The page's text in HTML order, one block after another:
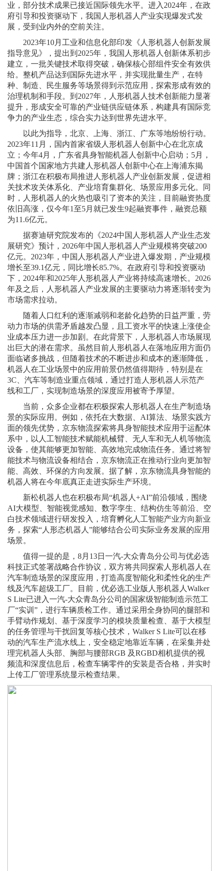
业，部分技术成果已接近国际领先水平。进入2024年，在政
府引导和投资驱动下，我国人形机器人产业实现爆发式发
展，受到业内外的空前关注。
2023年10月工业和信息化部印发《人形机器人创新发展
指导意见》，提出到2025年，我国人形机器人创新体系初步
建立，一批关键技术取得突破，确保核心部组件安全有效供
给。整机产品达到国际先进水平，并实现批量生产，在特
种、制造、民生服务等场景得到示范应用，探索形成有效的
治理机制和手段。到2027年，人形机器人技术创新能力显著
提升，形成安全可靠的产业链供应链体系，构建具有国际竞
争力的产业生态，综合实力达到世界先进水平。
以此为指导，北京、上海、浙江、广东等地纷纷行动。
2023年11月，国内首家省级人形机器人创新中心在北京成
立；今年4月，广东省具身智能机器人创新中心启动；5月，
中国首个国家地方共建人形机器人创新中心在上海浦东揭
牌；浙江在积极布局推进人形机器人产业创新发展，促进相
关技术攻关体系化、产业培育集群化、场景应用多元化。同
时，人形机器人的火热也吸引了资本的关注，目前融资热度
依旧高涨，仅今年1至5月就已发生9起融资事件，融资总额
为11.6亿元。
据赛迪研究院发布的《2024中国人形机器人产业生态发
展研究》预计，2026年中国人形机器人产业规模将突破200
亿元。2023年，中国人形机器人产业进入爆发期，产业规模
增长至39.1亿元，同比增长85.7%。在政府引导和投资驱动
下，2024年和2025年人形机器人产业将持续高速增长。2026
年及之后，人形机器人产业发展的主要驱动力将逐渐转变为
市场需求拉动。
随着人口红利的逐渐减弱和老龄化趋势的日益严重，劳
动力市场的供需矛盾越发凸显，且工资水平的快速上涨使企
业成本压力进一步加剧。在此背景下，人形机器人市场展现
出巨大的潜在需求。虽然目前人形机器人在落地应用方面仍
面临诸多挑战，但随着技术的不断进步和成本的逐渐降低，
机器人在工业场景中的应用前景仍然值得期待，特别是在
3C、汽车等制造业重点领域，通过打造人形机器人示范产
线和工厂，实现制造场景的深度应用被寄予厚望。
当前，众多企业都在积极探索人形机器人在生产制造场
景的实际应用。例如，依托在大数据、AI算法、场景实践方
面的领先优势，京东物流探索将具身智能技术应用于运配体
系中，以人工智能技术赋能机械臂、无人车和无人机等物流
设备，使其能够更加智能、高效地完成物流任务。通过将智
能技术与物流设备相结合，京东物流正在推动行业向更加智
能、高效、环保的方向发展。据了解，京东物流具身智能的
机器人将在今年底真正走进实际生产环境。
新松机器人也在积极布局“机器人+AI”前沿领域，围绕
AI大模型、智能视觉感知、数字孪生、结构仿生等前沿、空
白技术领域进行研发投入，培育孵化人工智能产业方向新业
务，探索“人形态机器人”能够结合公司实际业务发展的应用
场景。
值得一提的是，8月13日一汽-大众青岛分公司与优必选
科技正式签署战略合作协议，双方将共同探索人形机器人在
汽车制造场景的深度应用，打造高度智能化和柔性化的生产
线及汽车超级工厂。目前，优必选工业版人形机器人Walker
S Lite已进入一汽-大众青岛分公司的国家级智能制造示范工
厂“实训”，进行车辆质检工作。通过采用全身协同的腿部和
手臂动作规划、基于深度学习的模块质量检查、基于大模型
的任务管理与干扰回复等核心技术，Walker S Lite可以在移
动的汽车生产流水线上，安全稳定地靠近车辆，在采集并处
理完机器人头部、胸部与腰部RGB 及RGBD相机提供的视
频流和深度信息后，检查车辆零件的安装是否合格，并实时
上传工厂管理系统显示检查结果。